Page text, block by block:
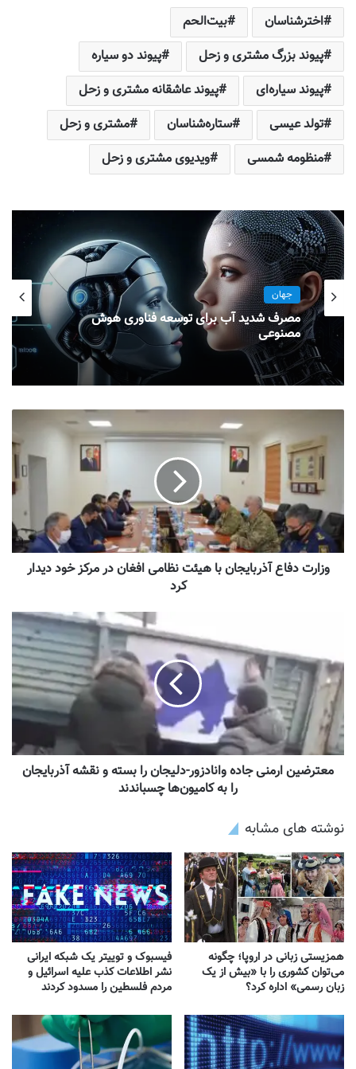
اخترشناسان
بیت‌الحم
پیوند بزرگ مشتری و زحل
پیوند دو سیاره
پیوند سیاره‌ای
پیوند عاشقانه مشتری و زحل
تولد عیسی
ستاره‌شناسان
مشتری و زحل
منظومه شمسی
ویدیوی مشتری و زحل
جهان
مصرف شدید آب برای توسعه فناوری هوش
مصنوعی
وزارت دفاع آذربایجان با هیئت نظامی افغان در مرکز خود دیدار
کرد
معترضین ارمنی جاده وانادزور-دلیجان را بسته و نقشه آذربایجان
را به کامیون‌ها چسباندند
نوشته های مشابه
همزیستی زبانی در اروپا؛ چگونه
می‌توان کشوری را با «بیش از یک
زبان رسمی» اداره کرد؟
فیسبوک و توییتر یک شبکه ایرانی
نشر اطلاعات کذب علیه اسرائیل و
مردم فلسطین را مسدود کردند